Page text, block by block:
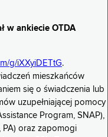
w ankiecie OTDA
g/iXXyiDETtG.
mieszkańców
się o świadczenia lub
uzupełniającej pomocy
Program, SNAP),
PA) oraz zapomogi